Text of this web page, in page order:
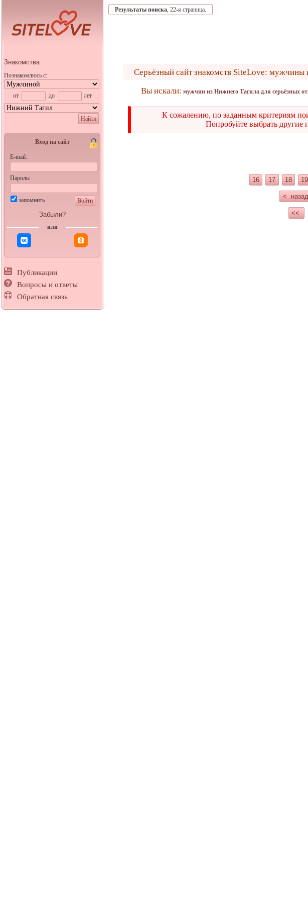
Знакомства
Познакомлюсь с:
от до лет
Найти
Вход на сайт
E-mail:
Пароль:
запомнить Войти
Забыли?
или
Публикации
Вопросы и ответы
Обратная связь
Результаты поиска, 22-я страница.
Серьёзный сайт знакомств SiteLove: мужчины
Вы искали: мужчин из Нижнего Тагила для серьёзных
К сожалению, по заданным критериям
Попробуйте выбрать другие
16 17 18 19
< назад
<<